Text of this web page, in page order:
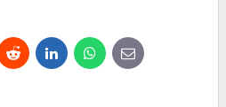
Reddit LinkedInWhatsApp
E-
mail